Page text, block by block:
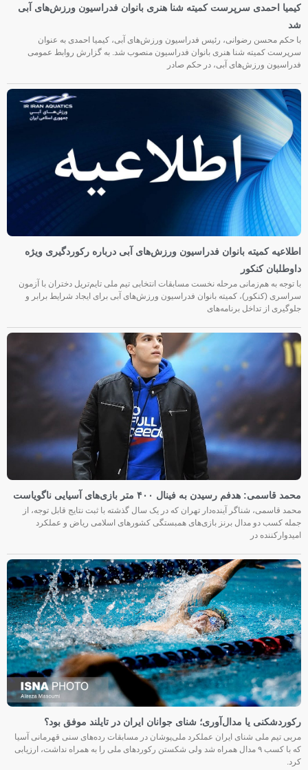
کیمیا احمدی سرپرست کمیته شنا هنری بانوان فدراسیون ورزش‌های آبی
شد
با حکم محسن رضوانی، رئیس فدراسیون ورزش‌های آبی، کیمیا احمدی به عنوان
سرپرست کمیته شنا هنری بانوان فدراسیون منصوب شد. به گزارش روابط عمومی
فدراسیون ورزش‌های آبی، در حکم صادر
اطلاعیه کمیته بانوان فدراسیون ورزش‌های آبی درباره رکوردگیری ویژه
داوطلبان کنکور
با توجه به هم‌زمانی مرحله نخست مسابقات انتخابی تیم ملی تایم‌تریل دختران با آزمون
سراسری (کنکور)، کمیته بانوان فدراسیون ورزش‌های آبی برای ایجاد شرایط برابر و
جلوگیری از تداخل برنامه‌های
محمد قاسمی: هدفم رسیدن به فینال ۴۰۰ متر بازی‌های آسیایی ناگویاست
محمد قاسمی، شناگر آینده‌دار تهران که در یک سال گذشته با ثبت نتایج قابل توجه، از
جمله کسب دو مدال برنز بازی‌های همبستگی کشورهای اسلامی ریاض و عملکرد
امیدوارکننده در
رکوردشکنی یا مدال‌آوری؛ شنای جوانان ایران در تایلند موفق بود؟
مربی تیم ملی شنای ایران عملکرد ملی‌پوشان در مسابقات رده‌های سنی قهرمانی آسیا
که با کسب ۹ مدال همراه شد ولی شکستن رکوردهای ملی را به همراه نداشت، ارزیابی
کرد.